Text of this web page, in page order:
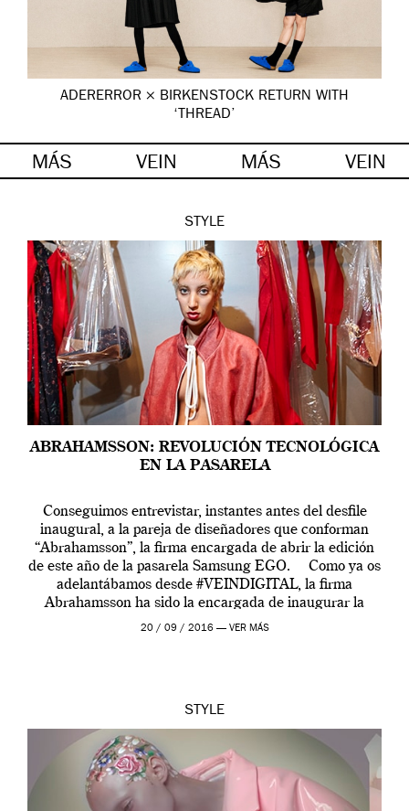
ADERERROR × BIRKENSTOCK RETURN WITH
‘THREAD’
MÁS VEIN MÁS VEIN
STYLE
ABRAHAMSSON: REVOLUCIÓN TECNOLÓGICA
EN LA PASARELA
Conseguimos entrevistar, instantes antes del desfile
inaugural, a la pareja de diseñadores que conforman
“Abrahamsson”, la firma encargada de abrir la edición
de este año de la pasarela Samsung EGO. Como ya os
adelantábamos desde #VEINDIGITAL, la firma
Abrahamsson ha sido la encargada de inaugurar la
edición de este año de EGO, la […]
20 / 09 / 2016 — VER MÁS
STYLE